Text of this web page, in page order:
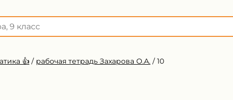
👍 / рабочая тетрадь Захарова О.А. / 10